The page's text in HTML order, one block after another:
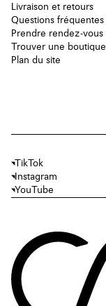
Livraison et retours
Questions fréquentes
Prendre rendez-vous
Trouver une boutique
Plan du site
TikTok
Instagram
YouTube